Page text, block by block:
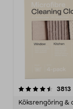
3813
Köksrengöring &
4.0av 5